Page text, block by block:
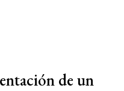
de un